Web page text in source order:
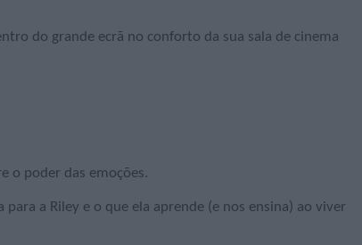
do grande ecrã no conforto da sua sala de cinema
o poder das emoções.
a Riley e o que ela aprende (e nos ensina) ao viver